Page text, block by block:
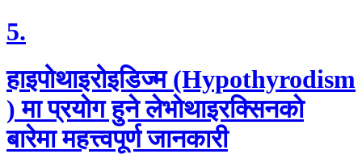
5.
हाइपोथाइरोइडिज्म (Hypothyrodism
) मा प्रयाेग हुने लेभाेथाइरक्सिनकाे
बारेमा महत्त्वपूर्ण जानकारी